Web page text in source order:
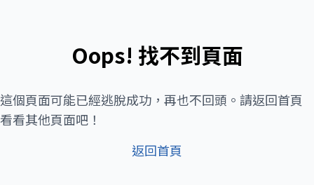
Oops! 找不到頁面
這個頁面可能已經逃脫成功，再也不回頭。請返回首頁
看看其他頁面吧！
返回首頁